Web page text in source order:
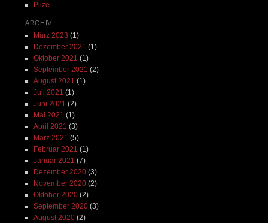
Pilze
ARCHIV
März 2023 (1)
Dezember 2021 (1)
Oktober 2021 (1)
September 2021 (2)
August 2021 (1)
Juli 2021 (1)
Juni 2021 (2)
Mai 2021 (1)
April 2021 (3)
März 2021 (5)
Februar 2021 (1)
Januar 2021 (7)
Dezember 2020(3)
November 2020(2)
Oktober 2020(2)
September 2020(3)
August 2020(2)